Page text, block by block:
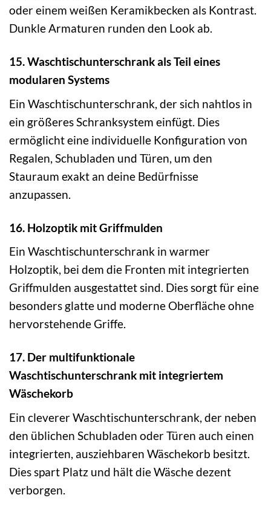
oder einem weißen Keramikbecken als Kontrast.
Dunkle Armaturen runden den Look ab.
15. Waschtischunterschrank als Teil eines
modularen Systems
Ein Waschtischunterschrank, der sich nahtlos in
ein größeres Schranksystem einfügt. Dies
ermöglicht eine individuelle Konfiguration von
Regalen, Schubladen und Türen, um den
Stauraum exakt an deine Bedürfnisse
anzupassen.
16. Holzoptik mit Griffmulden
Ein Waschtischunterschrank in warmer
Holzoptik, bei dem die Fronten mit integrierten
Griffmulden ausgestattet sind. Dies sorgt für eine
besonders glatte und moderne Oberfläche ohne
hervorstehende Griffe.
17. Der multifunktionale
Waschtischunterschrank mit integriertem
Wäschekorb
Ein cleverer Waschtischunterschrank, der neben
den üblichen Schubladen oder Türen auch einen
integrierten, ausziehbaren Wäschekorb besitzt.
Dies spart Platz und hält die Wäsche dezent
verborgen.